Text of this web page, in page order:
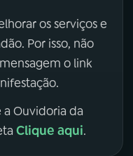
os serviços e
Por isso, não
o link
a Ouvidoria da
Clique aqui.